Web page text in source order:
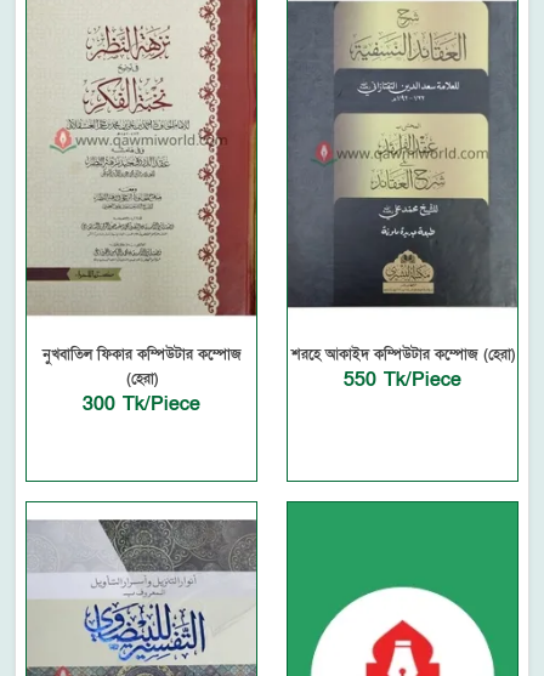
নুখবাতিল ফিকার কম্পিউটার কম্পোজ
(হেরা)
300 Tk/Piece
শরহে আকাইদ কম্পিউটার কম্পোজ (হেরা)
550 Tk/Piece